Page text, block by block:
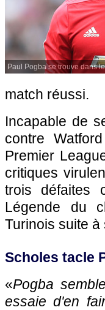
Paul Pogba se trouve dans
match réussi.
Incapable de
contre
Premier
critiques
trois défaites
Légende du
Turinois suite
Scholes tacle
«Pogba
essaie d'en